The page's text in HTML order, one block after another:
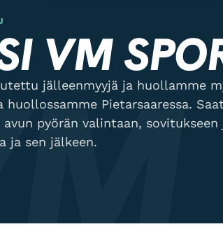
VM
jälleenmyyjä ja huollamme
huollossamme Pietarsaaressa.
avun pyörän valintaan,
ja sen jälkeen.